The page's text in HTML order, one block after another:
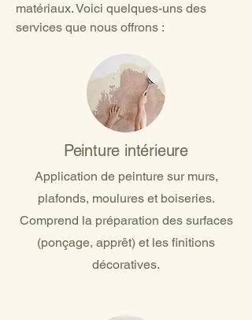
matériaux. Voici quelques-uns des
services que nous offrons :
Peinture intérieure
Application de peinture sur murs,
plafonds, moulures et boiseries.
Comprend la préparation des surfaces
(ponçage, apprêt) et les finitions
décoratives.